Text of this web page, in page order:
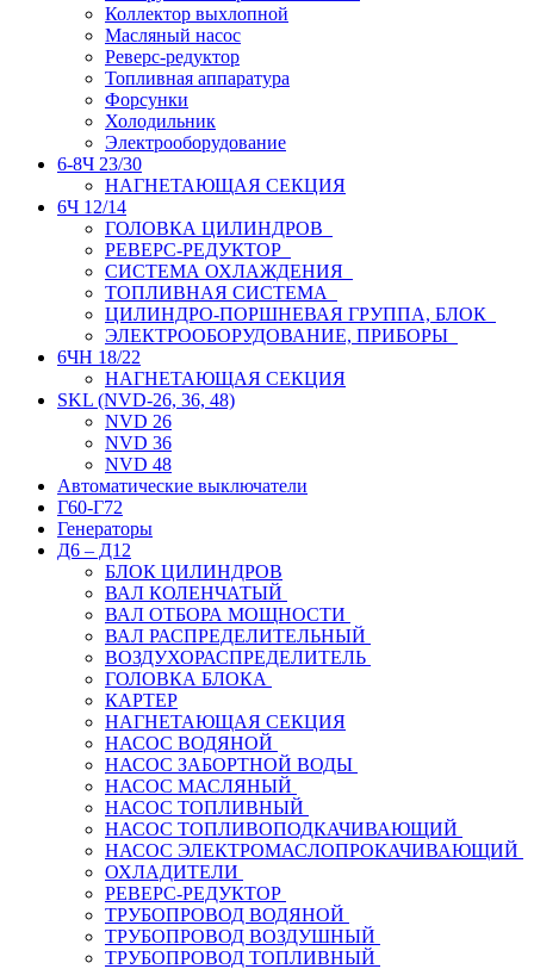
Коллектор выхлопной
Масляный насос
Реверс-редуктор
Топливная аппаратура
Форсунки
Холодильник
Электрооборудование
6-8Ч 23/30
НАГНЕТАЮЩАЯ СЕКЦИЯ
6Ч 12/14
ГОЛОВКА ЦИЛИНДРОВ
РЕВЕРС-РЕДУКТОР
СИСТЕМА ОХЛАЖДЕНИЯ
ТОПЛИВНАЯ СИСТЕМА
ЦИЛИНДРО-ПОРШНЕВАЯ ГРУППА, БЛОК
ЭЛЕКТРООБОРУДОВАНИЕ, ПРИБОРЫ
6ЧН 18/22
НАГНЕТАЮЩАЯ СЕКЦИЯ
SKL (NVD-26, 36, 48)
NVD 26
NVD 36
NVD 48
Автоматические выключатели
Г60-Г72
Генераторы
Д6 – Д12
БЛОК ЦИЛИНДРОВ
ВАЛ КОЛЕНЧАТЫЙ
ВАЛ ОТБОРА МОЩНОСТИ
ВАЛ РАСПРЕДЕЛИТЕЛЬНЫЙ
ВОЗДУХОРАСПРЕДЕЛИТЕЛЬ
ГОЛОВКА БЛОКА
КАРТЕР
НАГНЕТАЮЩАЯ СЕКЦИЯ
НАСОС ВОДЯНОЙ
НАСОС ЗАБОРТНОЙ ВОДЫ
НАСОС МАСЛЯНЫЙ
НАСОС ТОПЛИВНЫЙ
НАСОС ТОПЛИВОПОДКАЧИВАЮЩИЙ
НАСОС ЭЛЕКТРОМАСЛОПРОКАЧИВАЮЩИЙ
ОХЛАДИТЕЛИ
РЕВЕРС-РЕДУКТОР
ТРУБОПРОВОД ВОДЯНОЙ
ТРУБОПРОВОД ВОЗДУШНЫЙ
ТРУБОПРОВОД ТОПЛИВНЫЙ